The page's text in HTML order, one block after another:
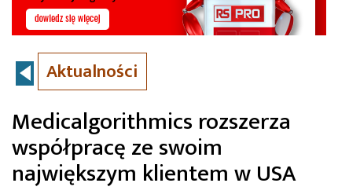
Aktualności
Medicalgorithmics rozszerza
współpracę ze swoim
największym klientem w USA